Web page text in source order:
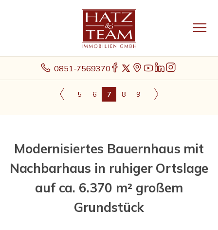
0851-7569370
5 6 7 8 9
Modernisiertes Bauernhaus mit
Nachbarhaus in ruhiger Ortslage
auf ca. 6.370 m² großem
Grundstück